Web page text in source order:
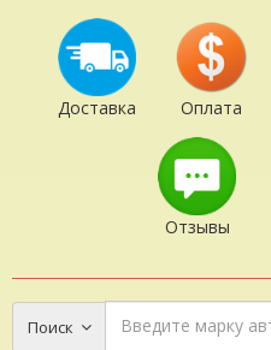
Доставка Оплата
Отзывы
Поиск